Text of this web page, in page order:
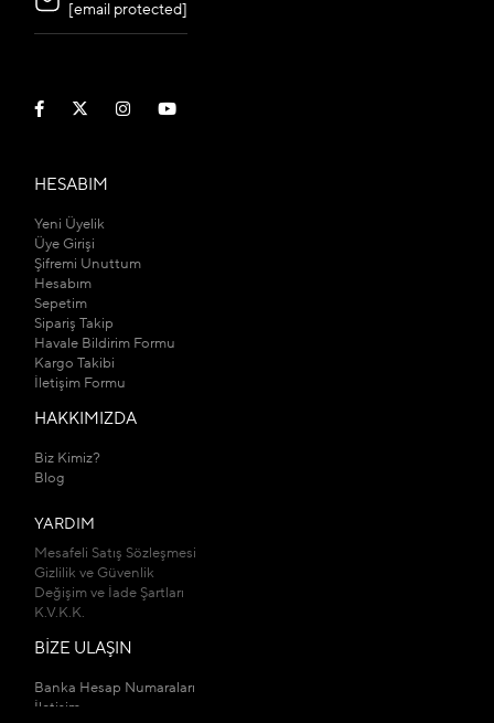
[email protected]
HESABIM
Yeni Üyelik
Üye Girişi
Şifremi Unuttum
Hesabım
Sepetim
Sipariş Takip
Havale Bildirim Formu
Kargo Takibi
İletişim Formu
HAKKIMIZDA
Biz Kimiz?
Blog
YARDIM
Mesafeli Satış Sözleşmesi
Gizlilik ve Güvenlik
Değişim ve İade Şartları
K.V.K.K.
BİZE ULAŞIN
Banka Hesap Numaraları
İletişim